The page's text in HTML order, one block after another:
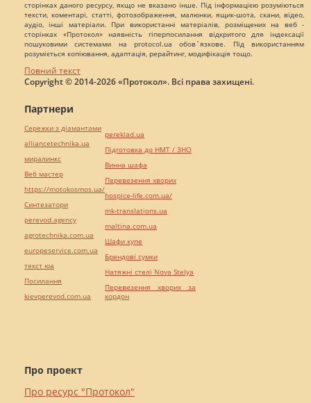
сторінках даного ресурсу, якщо не вказано інше. Під інформацією розуміються
тексти, коментарі, статті, фотозображення, малюнки, ящик-шота, скани, відео,
аудіо, інші матеріали. При використанні матеріалів, розміщених на веб -
сторінках «Протокол» наявність гіперпосилання відкритого для індексації
пошуковими системами на protocol.ua обов`язкове. Під використанням
розуміється копіювання, адаптація, рерайтинг, модифікація тощо.
Повний текст
Copyright © 2014-2026 «Протокол». Всі права захищені.
Про проект
Про ресурс "Протокол"
Партнери
Сережки з діамантами
alliancetechnika.ua
миралинкс
Веб мастер
https://motokosmos.ua/
Синтезатори
perevod.agency
agrotechnika.com.ua
europeservice.com.ua
текст юа
Посилання
kievperevod.com.ua
pereklad.ua
Підготовка до НМТ / ЗНО
Винна шафа
Перевезення хворих
hospice-life.com.ua/
mk-translations.ua
maltina.com.ua
Шафи купе
Брендові сумки
Натяжні стелі Nova Stelya
Перевезення хворих за
кордон